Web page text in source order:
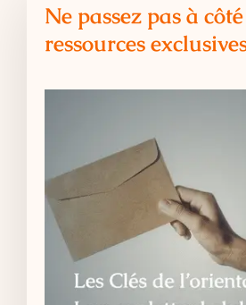
Ne passez pas à
ressources